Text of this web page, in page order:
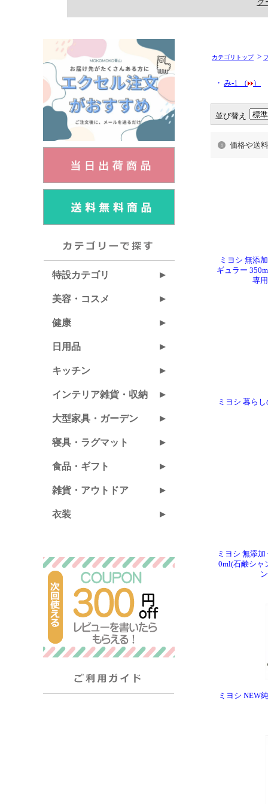
カテゴリトップ>
・ み-1 （ ）
並び替え
価格や送
ミヨシ 無添
ギュラー
専
ミヨシ 暮ら
ミヨシ 無添
0ml(石鹸シャ
ミヨシ NEW